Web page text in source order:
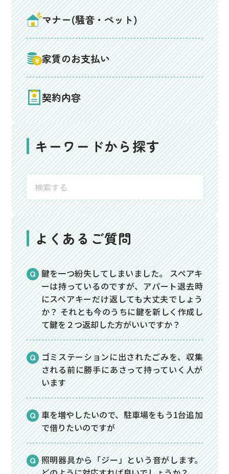
マナー(騒音・ペット)
家賃のお支払い
契約内容
キーワードから探す
よくあるご質問
鍵を一つ紛失してしまいました。 スペアキ
ーは持っているのですが、アパート退去時
にスペアキーだけ返しても大丈夫でしょう
か？ それとも今のうちに鍵を新しく作成し
て鍵を２つ返却した方がいいですか？
ゴミステーションに出されたごみを、収集
される前に勝手にあさって持っていく人が
います
車を増やしたいので、駐車場をもう1台追加
で借りたいのですが
照明器具から「ジー」という音がします。